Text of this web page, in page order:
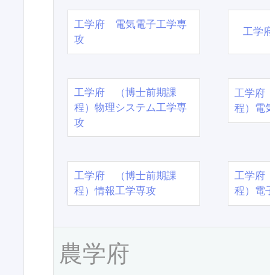
工学府 電気電子工学専
攻
工学
工学府 （博士前期課
程）物理システム工学専
攻
工学
程）電
工学府 （博士前期課
程）情報工学専攻
工学
程）電
農学府